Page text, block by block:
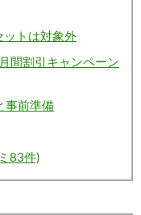
ットは対象外
間割引キャンペーン
事前準備
83件)